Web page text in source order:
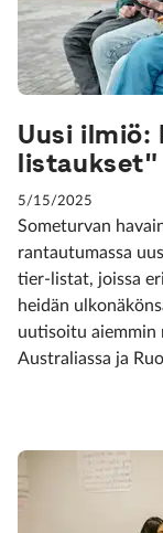
Uusi
5/15/2025
Someturvan
rantautumassa
tier-listat, joissa
heidän
uutisoitu aiemmin
Australiassa ja